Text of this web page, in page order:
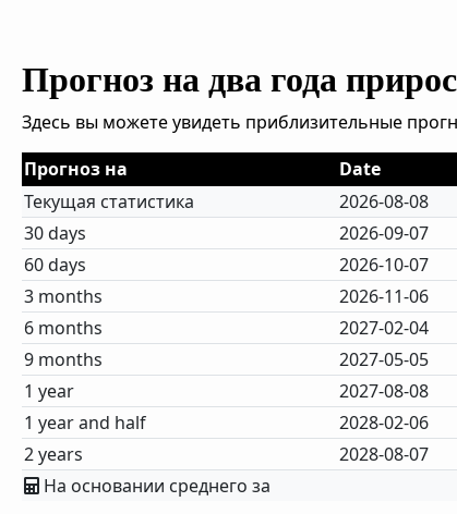
Прогноз на два года
Здесь вы можете увидеть приблизительные
Прогноз на
Date
Текущая статистика
2026-08-08
30 days
2026-09-07
60 days
2026-10-07
3 months
2026-11-06
6 months
2027-02-04
9 months
2027-05-05
1 year
2027-08-08
1 year and half
2028-02-06
2 years
2028-08-07
На основании среднего за